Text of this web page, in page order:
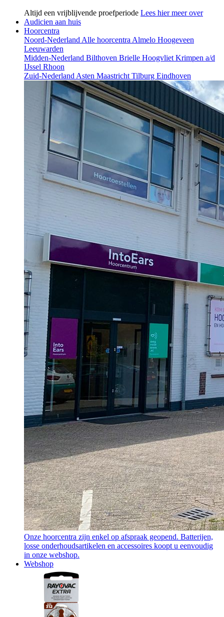
Altijd een vrijblijvende proefperiode Lees hier meer over
Audicien aan huis
Hoorcentra
Noord-Nederland Alle hoorcentra Almelo Hoogeveen
Leeuwarden
Midden-Nederland Bilthoven Brielle Hoogvliet Krimpen a/d
IJssel Rhoon
Zuid-Nederland Asten Maastricht Tilburg Eindhoven
Onze hoorcentra zijn enkel op afspraak geopend. Batterijen,
losse onderhoudsartikelen en accessoires koopt u eenvoudig
in onze webshop.
Webshop